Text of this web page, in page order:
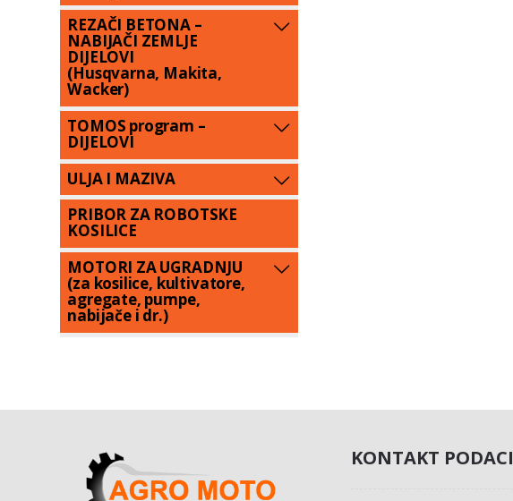
REZAČI BETONA –
NABIJAČI ZEMLJE
DIJELOVI
(Husqvarna, Makita,
Wacker)
TOMOS program –
DIJELOVI
ULJA I MAZIVA
PRIBOR ZA ROBOTSKE
KOSILICE
MOTORI ZA UGRADNJU
(za kosilice, kultivatore,
agregate, pumpe,
nabijače i dr.)
KONTAKT PODACI